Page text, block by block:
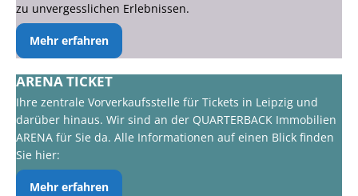
zu unvergesslichen Erlebnissen.
Mehr erfahren
ARENA TICKET
Ihre zentrale Vorverkaufsstelle für Tickets in Leipzig und
darüber hinaus. Wir sind an der QUARTERBACK Immobilien
ARENA für Sie da. Alle Informationen auf einen Blick finden
Sie hier:
Mehr erfahren